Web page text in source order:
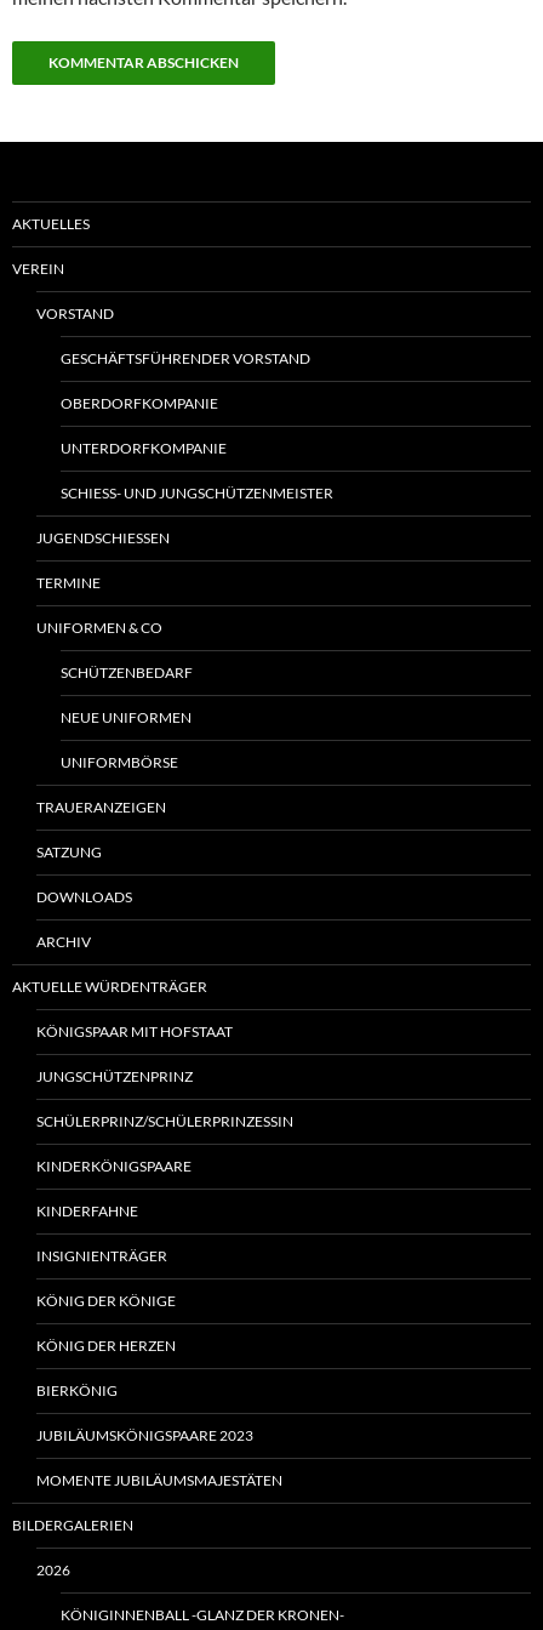
AKTUELLES
VEREIN
VORSTAND
GESCHÄFTSFÜHRENDER VORSTAND
OBERDORFKOMPANIE
UNTERDORFKOMPANIE
SCHIESS- UND JUNGSCHÜTZENMEISTER
JUGENDSCHIESSEN
TERMINE
UNIFORMEN & CO
SCHÜTZENBEDARF
NEUE UNIFORMEN
UNIFORMBÖRSE
TRAUERANZEIGEN
SATZUNG
DOWNLOADS
ARCHIV
AKTUELLE WÜRDENTRÄGER
KÖNIGSPAAR MIT HOFSTAAT
JUNGSCHÜTZENPRINZ
SCHÜLERPRINZ/SCHÜLERPRINZESSIN
KINDERKÖNIGSPAARE
KINDERFAHNE
INSIGNIENTRÄGER
KÖNIG DER KÖNIGE
KÖNIG DER HERZEN
BIERKÖNIG
JUBILÄUMSKÖNIGSPAARE 2023
MOMENTE JUBILÄUMSMAJESTÄTEN
BILDERGALERIEN
2026
KÖNIGINNENBALL -GLANZ DER KRONEN-